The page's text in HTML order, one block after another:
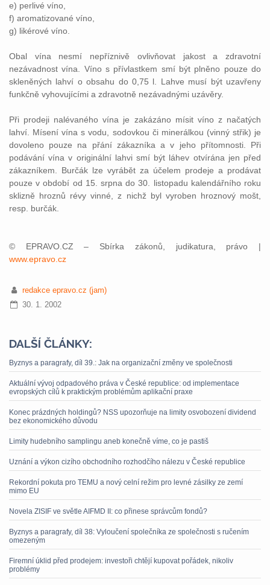
e) perlivé víno,
f) aromatizované víno,
g) likérové víno.
Obal vína nesmí nepříznivě ovlivňovat jakost a zdravotní
nezávadnost vína. Víno s přívlastkem smí být plněno pouze do
skleněných lahví o obsahu do 0,75 l. Lahve musí být uzavřeny
funkčně vyhovujícími a zdravotně nezávadnými uzávěry.
Při prodeji nalévaného vína je zakázáno mísit víno z načatých
lahví. Mísení vína s vodu, sodovkou či minerálkou (vinný střik) je
dovoleno pouze na přání zákazníka a v jeho přítomnosti. Při
podávání vína v originální lahvi smí být láhev otvírána jen před
zákazníkem. Burčák lze vyrábět za účelem prodeje a prodávat
pouze v období od 15. srpna do 30. listopadu kalendářního roku
sklizně hroznů révy vinné, z nichž byl vyroben hroznový mošt,
resp. burčák.
© EPRAVO.CZ – Sbírka zákonů, judikatura, právo |
www.epravo.cz
redakce epravo.cz (jam)
30. 1. 2002
DALŠÍ ČLÁNKY:
Byznys a paragrafy, díl 39.: Jak na organizační změny ve společnosti
Aktuální vývoj odpadového práva v České republice: od implementace
evropských cílů k praktickým problémům aplikační praxe
Konec prázdných holdingů? NSS upozorňuje na limity osvobození dividend
bez ekonomického důvodu
Limity hudebního samplingu aneb konečně víme, co je pastiš
Uznání a výkon cizího obchodního rozhodčího nálezu v České republice
Rekordní pokuta pro TEMU a nový celní režim pro levné zásilky ze zemí
mimo EU
Novela ZISIF ve světle AIFMD II: co přinese správcům fondů?
Byznys a paragrafy, díl 38: Vyloučení společníka ze společnosti s ručením
omezeným
Firemní úklid před prodejem: investoři chtějí kupovat pořádek, nikoliv
problémy